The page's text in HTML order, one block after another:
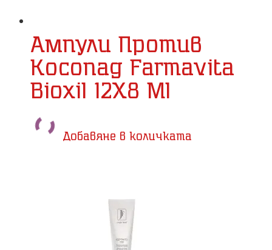
Ампули Против
Косопад Farmavita
Bioxil 12X8 Ml
Добавяне в количката